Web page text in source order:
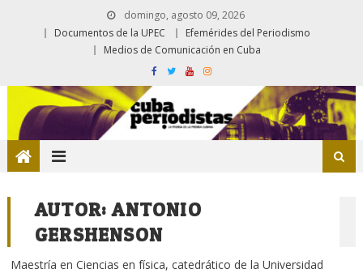
domingo, agosto 09, 2026
Documentos de la UPEC
Efemérides del Periodismo
Medios de Comunicación en Cuba
AUTOR:ANTONIO
GERSHENSON
Maestría en Ciencias en física, catedrático de la Universidad